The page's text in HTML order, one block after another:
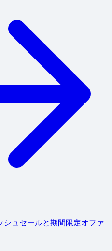
シュセールと期間限定オファ